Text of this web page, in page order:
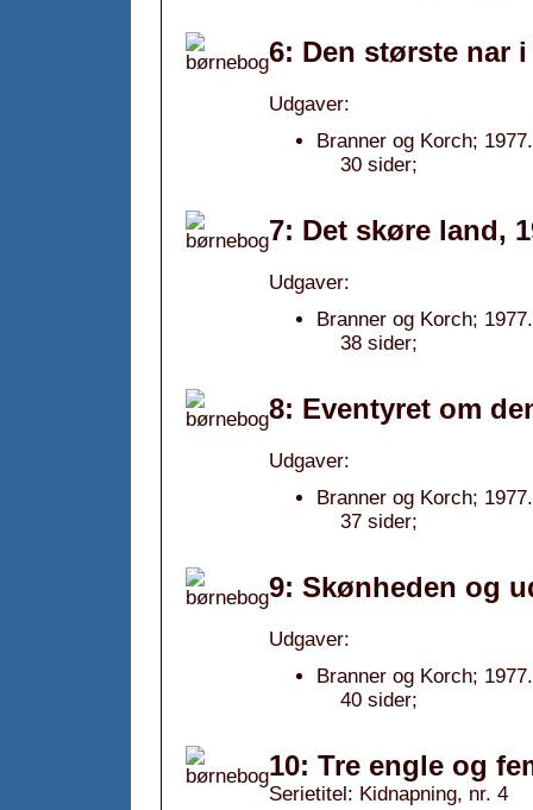
6: Den største nar i
Udgaver:
Branner og Korch; 1977.
30 sider;
7: Det skøre land,
Udgaver:
Branner og Korch; 1977.
38 sider;
8: Eventyret om
Udgaver:
Branner og Korch; 1977.
37 sider;
9: Skønheden og
Udgaver:
Branner og Korch; 1977.
40 sider;
10: Tre engle og
Serietitel: Kidnapning, nr. 4